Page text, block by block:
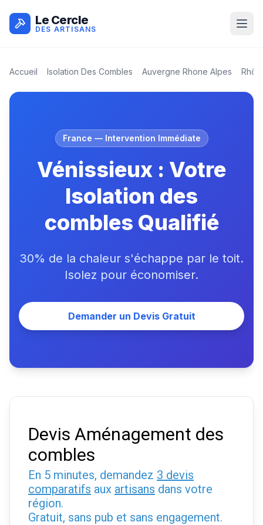
Le Cercle
DES ARTISANS
Accueil Isolation Des Combles Auvergne Rhone Alpes
France — Intervention Immédiate
Vénissieux : Votre
Isolation des
combles Qualifié
30% de la chaleur s'échappe par le toit.
Isolez pour économiser.
Demander un Devis Gratuit
Devis Aménagement des
combles
En 5 minutes, demandez 3 devis
comparatifs aux artisans dans votre
région.
Gratuit, sans pub et sans engagement.